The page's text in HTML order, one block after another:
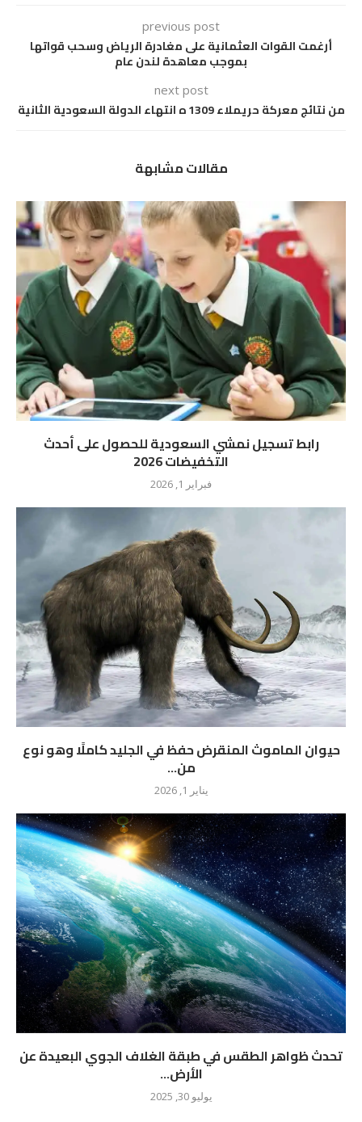
previous post
أرغمت القوات العثمانية على مغادرة الرياض وسحب قواتها
بموجب معاهدة لندن عام
next post
من نتائج معركة حريملاء 1309 ه انتهاء الدولة السعودية الثانية
مقالات مشابهة
رابط تسجيل نمشي السعودية للحصول على أحدث
التخفيضات 2026
فبراير 1, 2026
حيوان الماموث المنقرض حفظ في الجليد كاملًا وهو نوع
من...
يناير 1, 2026
تحدث ظواهر الطقس في طبقة الغلاف الجوي البعيدة عن
الأرض...
يوليو 30, 2025